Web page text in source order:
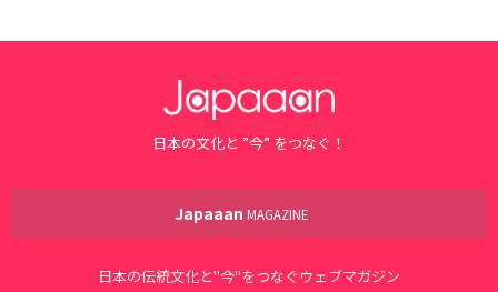
日本の文化と ”今” をつなぐ！
Japaaan MAGAZINE
日本の伝統文化と"今"をつなぐウェブマガジン